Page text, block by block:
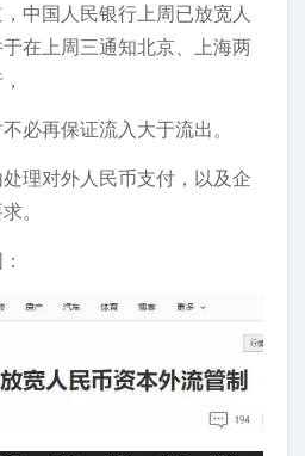
中国人民银行上周已放宽人
在上周三通知北京、上海两
必再保证流入大于流出。
理对外人民币支付，以及企
。